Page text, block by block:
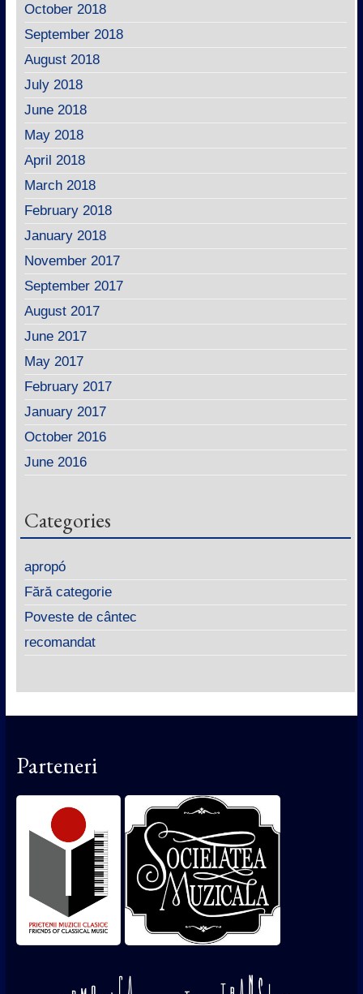
October 2018
September 2018
August 2018
July 2018
June 2018
May 2018
April 2018
March 2018
February 2018
January 2018
November 2017
September 2017
August 2017
June 2017
May 2017
February 2017
January 2017
October 2016
June 2016
Categories
apropó
Fără categorie
Poveste de cântec
recomandat
Parteneri